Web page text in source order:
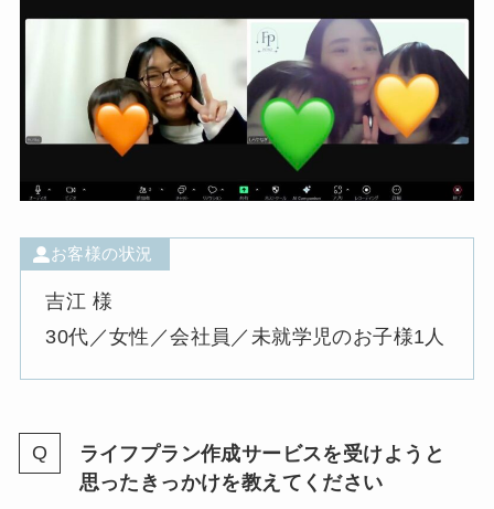
お客様の状況
吉江 様
30代／女性／会社員／未就学児のお子様1人
ライフプラン作成サービスを受けようと
思ったきっかけを教えてください